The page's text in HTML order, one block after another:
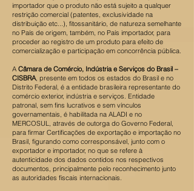
importador que o produto não está sujeito a qualquer
restrição comercial (patentes, exclusividade na
distribuição etc...), fitossanitário, de natureza semelhante
no País de origem, também, no País importador, para
proceder ao registro de um produto para efeito de
comercialização e participação em concorrência pública.
A Câmara de Comércio, Indústria e Serviços do Brasil –
CISBRA, presente em todos os estados do Brasil e no
Distrito Federal, é a entidade brasileira representante do
comércio exterior, indústria e serviços. Entidade
patronal, sem fins lucrativos e sem vínculos
governamentais, é habilitada na ALADI e no
MERCOSUL, através de outorga do Governo Federal,
para firmar Certificações de exportação e importação no
Brasil, figurando como corresponsável, junto com o
exportador e importador, no que se refere à
autenticidade dos dados contidos nos respectivos
documentos, principalmente pelo reconhecimento junto
as autoridades fiscais internacionais.